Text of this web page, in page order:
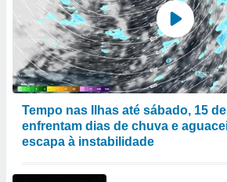
Tempo nas Ilhas até sábado, 15
enfrentam dias de chuva e
escapa à instabilidade